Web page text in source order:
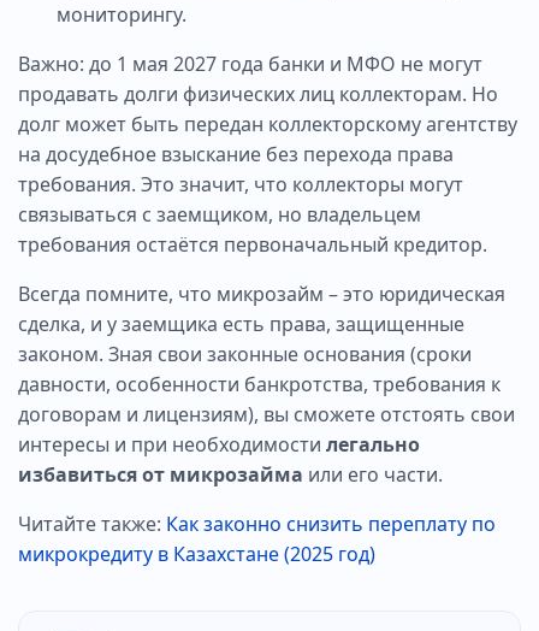
мониторингу.
Важно: до 1 мая 2027 года банки и МФО не могут
продавать долги физических лиц коллекторам. Но
долг может быть передан коллекторскому агентству
на досудебное взыскание без перехода права
требования. Это значит, что коллекторы могут
связываться с заемщиком, но владельцем
требования остаётся первоначальный кредитор.
Всегда помните, что микрозайм – это юридическая
сделка, и у заемщика есть права, защищенные
законом. Зная свои законные основания (сроки
давности, особенности банкротства, требования к
договорам и лицензиям), вы сможете отстоять свои
интересы и при необходимости легально
избавиться от микрозайма или его части.
Читайте также: Как законно снизить переплату по
микрокредиту в Казахстане (2025 год)